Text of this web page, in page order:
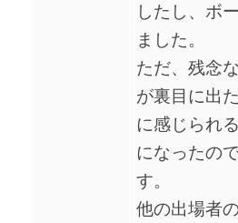
したし、ボ
ました。
ただ、残念
が裏目に出
に感じられ
になったの
す。
他の出場者